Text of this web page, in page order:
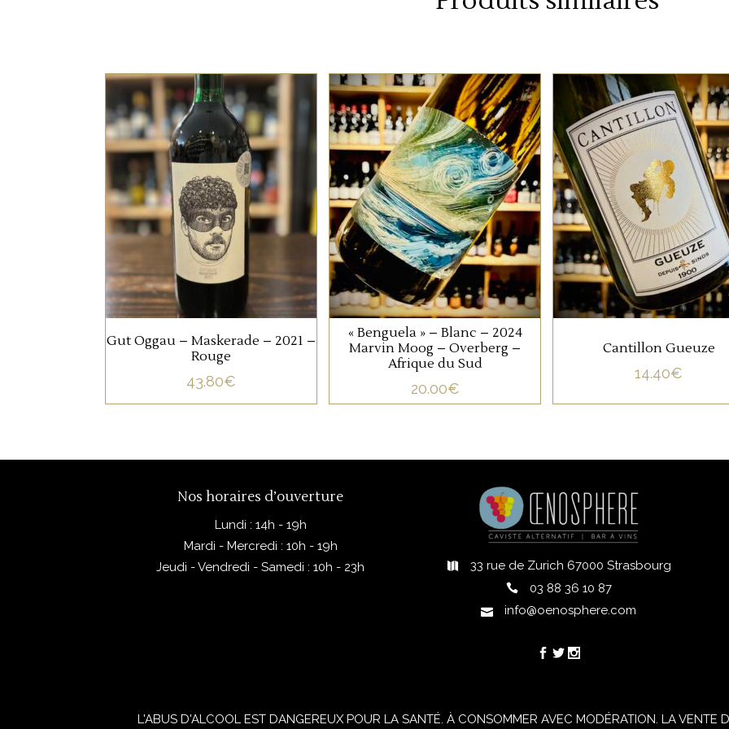
ETRANGERS
Ce rouge autrichien du
domaine Gut Oggau fait
aujourd’hui parti des
incontournables de la
scène nature.
AJOUTER AU PANIER
Gut Oggau – Maskerade – 2021 –
Rouge
43.80€
ETRANGERS
Benguela, le vent qui
permet de temperé le
vignoble de l’Overberg
donne son nom à cette
cuvée en blanc. Ce
judicieux assemblage de
chardonnay et de chenin
blanc nous apporte un
vin équilibré entre
rondeur et fraîcheur, sur
pamplemousse. La finale
aromatique. Un vigneron
AJOUTER AU PANIER
« Benguela » – Blanc – 2024
Marvin Moog – Overberg –
Afrique du Sud
20.00€
ETRANGERS
La « Classique » de la
maison.
AJOUTER AU PANIER
Cantillon Gueuze
14.40€
Nos horaires d’ouverture
Lundi : 14h - 19h
Mardi - Mercredi : 10h - 19h
Jeudi - Vendredi - Samedi : 10h - 23h
33 rue de Zurich 67000 Strasbourg
03 88 36 10 87
info@oenosphere.com
L'ABUS D'ALCOOL EST DANGEREUX POUR LA SANTÉ. À CONSOMMER AVEC MODÉRATION. LA VENTE